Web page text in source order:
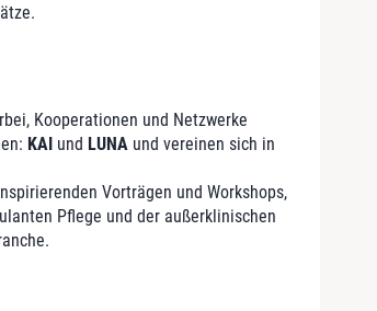
Kooperationen und Netzwerke
KAI und LUNA und vereinen sich in
Vorträgen und Workshops,
Pflege und der außerklinischen